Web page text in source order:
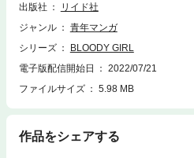
出版社
リイド社
ジャンル
青年マンガ
シリーズ
BLOODY GIRL
電子版配信開始日
2022/07/21
ファイルサイズ
5.98 MB
作品をシェアする